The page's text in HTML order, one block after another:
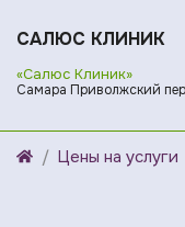
САЛЮС КЛИНИК
«Салюс Клиник»
Самара Приволжский
Цены на услуги